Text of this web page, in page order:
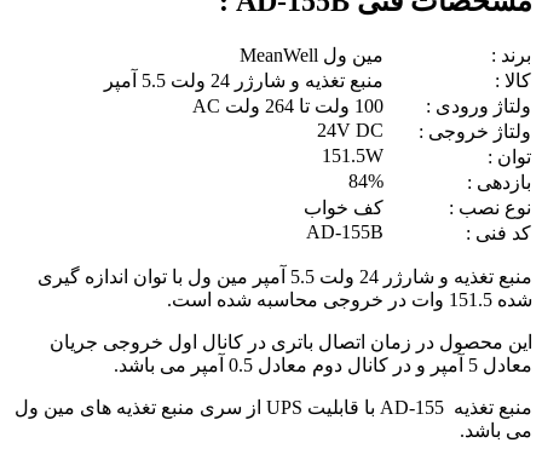
برند :
مین ول MeanWell
کالا :
منبع تغذیه و شارژر 24 ولت 5.5 آمپر
ولتاژ ورودی :
100 ولت تا 264 ولت AC
ولتاژ خروجی :
24V DC
توان :
151.5W
بازدهی :
84%
نوع نصب :
کف خواب
کد فنی :
AD-155B
منبع تغذیه و شارژر 24 ولت 5.5 آمپر مین ول با توان اندازه گیری
شده 151.5 وات در خروجی محاسبه شده است.
این محصول در زمان اتصال باتری در کانال اول خروجی جریان
معادل 5 آمپر و در کانال دوم معادل 0.5 آمپر می باشد.
منبع تغذیه AD-155 با قابلیت UPS از سری منبع تغذیه های مین ول
می باشد.